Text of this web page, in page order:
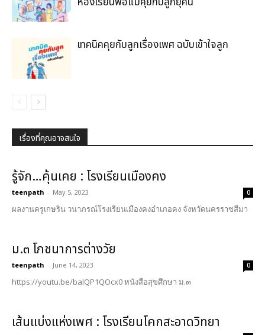
เทคนิคคุยกับลูกเรื่องเพศ ฉบับเข้าใจลูก
เรื่องที่คุณอาจสนใจ
รู้จัก…คุ้นเคย : โรงเรียนเมืองคง
teenpath - May 5, 2023 0
ผลงานครูเกษริน วนาภรณ์โรงเรียนเมืองคงอำเภอคง จังหวัดนครราชสีมา
ม.๓ โภชนาการต่างวัย
teenpath - June 14, 2023 0
https://youtu.be/balQP1QOcx0 หนังสือสุขศึกษา ม.๓
เส้นแบ่งแห่งเพศ : โรงเรียนโคกสะอาดวิทยา